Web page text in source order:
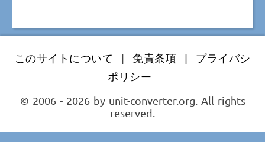
このサイトについて | 免責条項 |
プライバシ
ポリシー
© 2006 - 2026 by unit-converter.org. All rights
reserved.